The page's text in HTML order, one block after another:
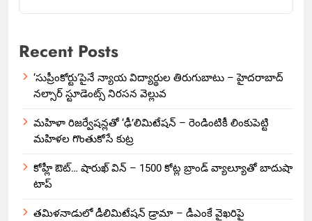
Recent Posts
‘సుప్రీంకోర్టు’పైనే న్యాయ విద్యార్థుల తిరుగుబాటు – హైదరాబాద్
నల్సార్ స్టూడెంట్స్ నిరసన వెల్లువ
మహిళా రిజర్వేషన్లతో ‘ఢీ’లిమిటేషన్ – రెండింటికీ లింకుపెట్టి
మహిళల గొంతుకోసే కుట్ర
కోహ్లీ ఔట్… షారుఖ్ విన్ – 1500 కోట్ల బ్రాండ్ వ్యాల్యూతో బాదుషా
టాప్
తమిళనాడులో డీలిమిటేషన్ డ్రామా – డీఎంకే వైఖరిపై